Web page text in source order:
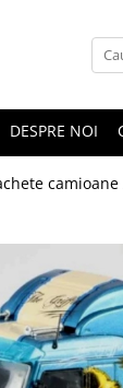
DESPRE NOI
camioane